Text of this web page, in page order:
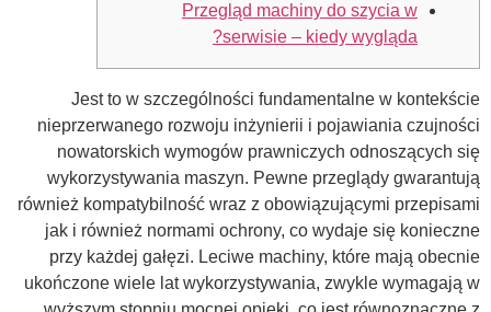
Przegląd machiny do szycia w
serwisie – kiedy wygląda?
Jest to w szczególności fundamentalne w kontekście
nieprzerwanego rozwoju inżynierii i pojawiania czujności
nowatorskich wymogów prawniczych odnoszących się
wykorzystywania maszyn. Pewne przeglądy gwarantują
również kompatybilność wraz z obowiązującymi przepisami
jak i również normami ochrony, co wydaje się konieczne
przy każdej gałęzi. Leciwe machiny, które mają obecnie
ukończone wiele lat wykorzystywania, zwykle wymagają w